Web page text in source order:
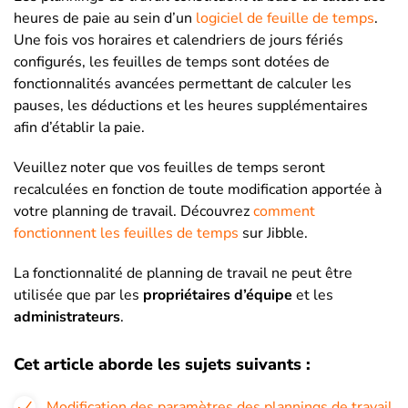
heures de paie au sein d’un logiciel de feuille de temps.
Une fois vos horaires et calendriers de jours fériés
configurés, les feuilles de temps sont dotées de
fonctionnalités avancées permettant de calculer les
pauses, les déductions et les heures supplémentaires
afin d’établir la paie.
Veuillez noter que vos feuilles de temps seront
recalculées en fonction de toute modification apportée à
votre planning de travail. Découvrezcomment
fonctionnent les feuilles de temps sur Jibble.
La fonctionnalité de planning de travail ne peut être
utilisée que par les propriétaires d’équipe et les
administrateurs.
Cet article aborde les sujets suivants :